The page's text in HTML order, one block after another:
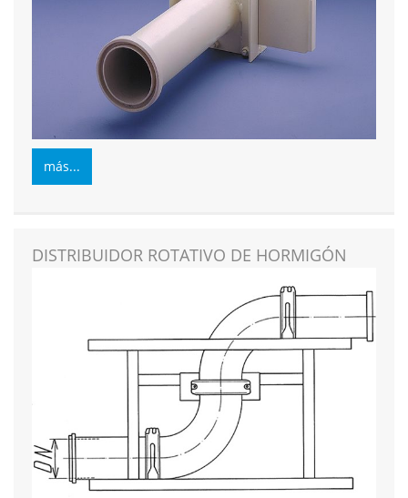
más...
DISTRIBUIDOR ROTATIVO DE HORMIGÓN